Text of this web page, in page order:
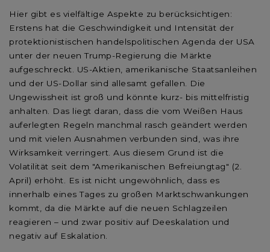
Hier gibt es vielfältige Aspekte zu berücksichtigen:
Erstens hat die Geschwindigkeit und Intensität der
protektionistischen handelspolitischen Agenda der USA
unter der neuen Trump-Regierung die Märkte
aufgeschreckt. US-Aktien, amerikanische Staatsanleihen
und der US-Dollar sind allesamt gefallen. Die
Ungewissheit ist groß und könnte kurz- bis mittelfristig
anhalten. Das liegt daran, dass die vom Weißen Haus
auferlegten Regeln manchmal rasch geändert werden
und mit vielen Ausnahmen verbunden sind, was ihre
Wirksamkeit verringert. Aus diesem Grund ist die
Volatilität seit dem "Amerikanischen Befreiungtag" (2.
April) erhöht. Es ist nicht ungewöhnlich, dass es
innerhalb eines Tages zu großen Marktschwankungen
kommt, da die Märkte auf die neuen Schlagzeilen
reagieren – und zwar positiv auf Deeskalation und
negativ auf Eskalation.